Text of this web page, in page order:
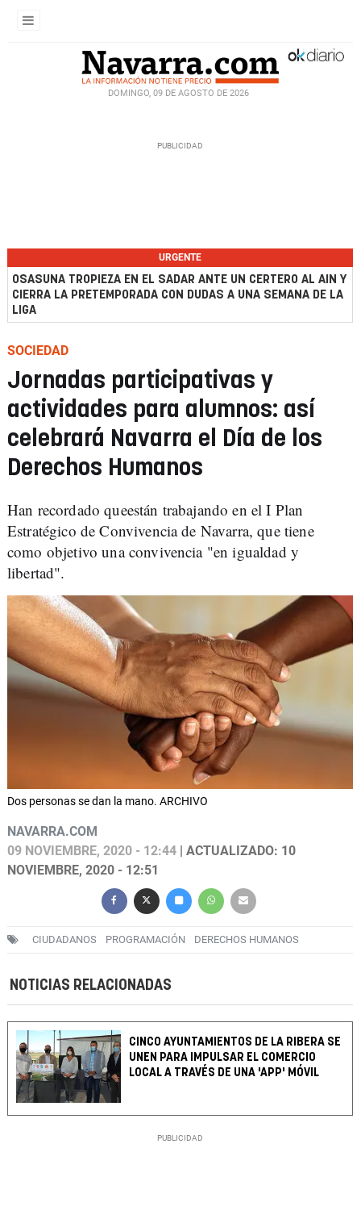
DOMINGO, 09 DE AGOSTO DE 2026
URGENTE
OSASUNA TROPIEZA EN EL SADAR ANTE UN CERTERO AL AIN Y
CIERRA LA PRETEMPORADA CON DUDAS A UNA SEMANA DE LA
LIGA
SOCIEDAD
Jornadas participativas y
actividades para alumnos: así
celebrará Navarra el Día de los
Derechos Humanos
Han recordado queestán trabajando en el I Plan
Estratégico de Convivencia de Navarra, que tiene
como objetivo una convivencia "en igualdad y
libertad".
Dos personas se dan la mano. ARCHIVO
NAVARRA.COM
09 NOVIEMBRE, 2020 - 12:44 | ACTUALIZADO: 10
NOVIEMBRE, 2020 - 12:51
CIUDADANOS PROGRAMACIÓN DERECHOS HUMANOS
NOTICIAS RELACIONADAS
CINCO AYUNTAMIENTOS DE LA RIBERA SE
UNEN PARA IMPULSAR EL COMERCIO
LOCAL A TRAVÉS DE UNA 'APP' MÓVIL